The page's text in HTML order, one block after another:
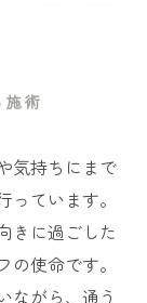
術
気持ちにまで
ています。
きに過ごした
使命です。
ながら、通う